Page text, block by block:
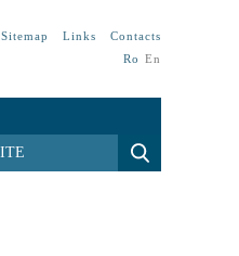
Sitemap Links
Contacts
Ro En